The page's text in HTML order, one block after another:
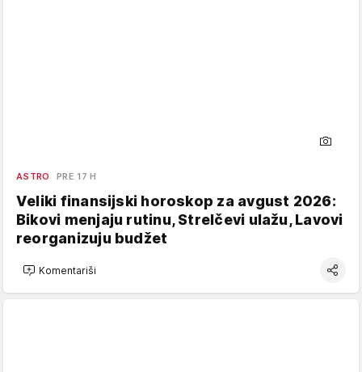
ASTRO PRE 17 H
Veliki finansijski horoskop za avgust 2026:
Bikovi menjaju rutinu, Strelčevi ulažu, Lavovi
reorganizuju budžet
Komentariši